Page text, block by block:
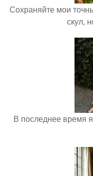
Сохраняйте мои
скул,
В последнее время